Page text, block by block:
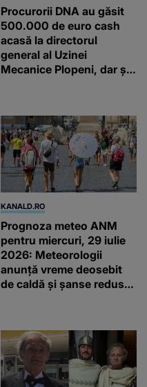
Procurorii DNA au găsit
500.000 de euro cash
acasă la directorul
general al Uzinei
Mecanice Plopeni, dar și
KANALD.RO
Prognoza meteo ANM
pentru miercuri, 29 iulie
2026: Meteorologii
anunță vreme deosebit
de caldă și șanse reduse